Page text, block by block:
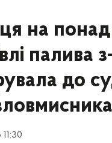
на
палива
до